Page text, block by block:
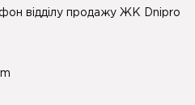
відділу продажу ЖК Dnipro